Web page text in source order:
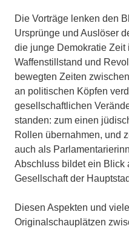
Die Vorträge lenken den
Ursprünge und Auslöser
die junge Demokratie Zeit
Waffenstillstand und
bewegten Zeiten
an politischen Köpfen
gesellschaftlichen
standen: zum einen
Rollen übernahmen, und
auch als
Abschluss bildet ein Blick
Gesellschaft der
Diesen Aspekten und
Originalschauplätzen